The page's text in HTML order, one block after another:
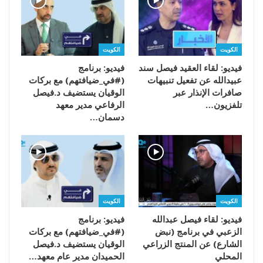
الكويت
فيديو: لقاء العقيد فيصل سند
عبيدالله عن تفعيل تنبيهات
صافرات الإنذار عبر
تلفزيون…
الكويت
فيديو: برنامج
(#في_ضيافتهم) مع بركات
الوقيان يستضيف د.فيصل
الرفاعي مدير معهد
دسمان…
الكويت
فيديو: لقاء فيصل عبدالله
الزعبي في برنامج (نبض
الشارع) عن المنتج الزراعي
المحلي
الكويت
فيديو: برنامج
(#في_ضيافتهم) مع بركات
الوقيان يستضيف د.فيصل
الحميدان مدير عام معهد…